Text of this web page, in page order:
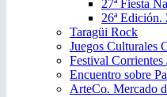
27ª Fiesta
26ª Edición.
Taragüi Rock
Juegos Culturales
Festival Corrientes
Encuentro sobre
ArteCo. Mercado